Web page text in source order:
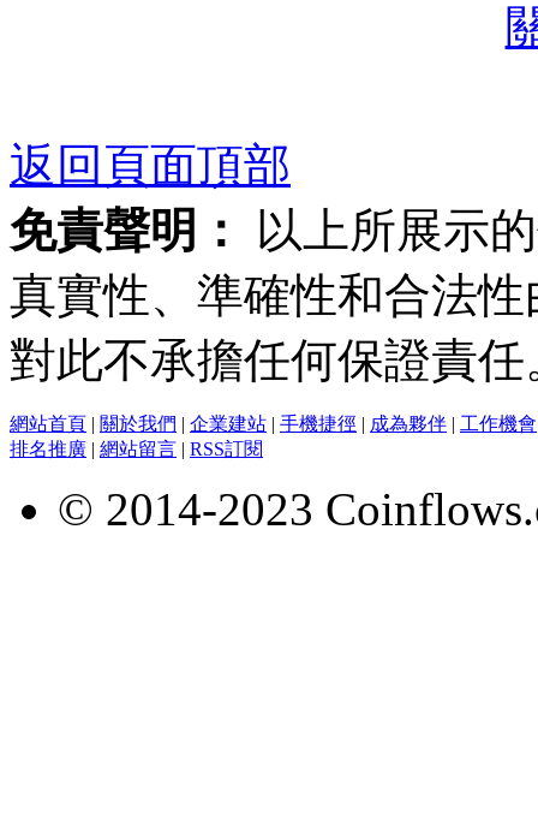
返回頁面頂部
免責聲明：
以上所展示
真實性、準確性和合法
對此不承擔任何保證責任
網站首頁 | 關於我們 | 企業建站 | 手機捷徑 | 成為夥伴 | 工作機會
排名推廣 | 網站留言 | RSS訂閱
© 2014-2023